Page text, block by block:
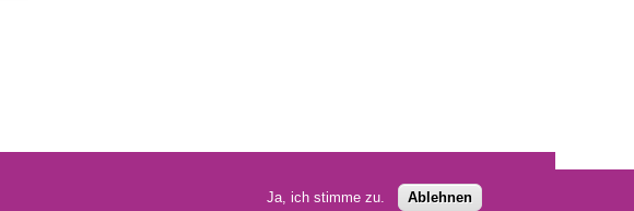
Ja, ich stimme zu. Ablehnen
Datenschutz Hinweisgebersystem